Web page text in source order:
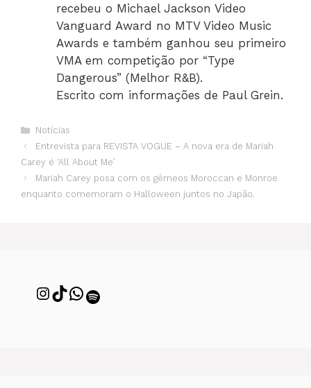
recebeu o Michael Jackson Video
Vanguard Award no MTV Video Music
Awards e também ganhou seu primeiro
VMA em competição por “Type
Dangerous” (Melhor R&B).
Escrito com informações de Paul Grein.
Notícias
Entrevista para REVISTA VOGUE – A nova era de Mariah
Carey é ‘All About Me’
Mariah Carey posa com os gêmeos Moroccan e Monroe
enquanto comemoram o Halloween juntos no Japão.